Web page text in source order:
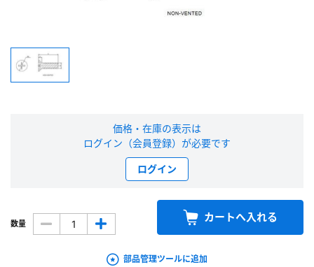
価格・在庫の表示は
ログイン（会員登録）が必要です
ログイン
数量 カートへ入れる
部品管理ツールに追加
※新規会員登録をお申し込み頂いてから本登録となるまで、数日間かかる場合
があります。また当社の判断によりお断りする場合があります。
ログイン
※パスワードをお忘れの方は、パスワード再発行ページへ